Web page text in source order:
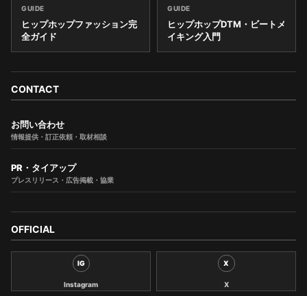
GUIDE
ヒップホップファッション完
全ガイド
GUIDE
ヒップホップDTM・ビートメ
イキング入門
CONTACT
お問い合わせ
情報提供・訂正依頼・取材相談
PR・タイアップ
プレスリリース・広告掲載・協業
OFFICIAL
IG
Instagram
X
X